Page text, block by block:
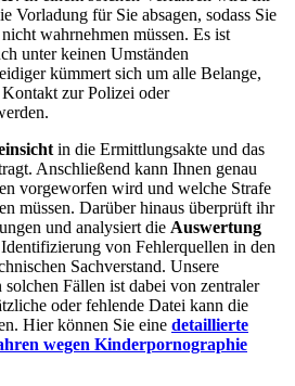
Vorladung für Sie absagen, sodass Sie
wahrnehmen müssen. Es ist
unter keinen Umständen
kümmert sich um alle Belange,
zur Polizei oder
in die Ermittlungsakte und das
Anschließend kann Ihnen genau
vorgeworfen wird und welche Strafe
müssen. Darüber hinaus überprüft ihr
und analysiert die Auswertung
von Fehlerquellen in den
Sachverstand. Unsere
Fällen ist dabei von zentraler
oder fehlende Datei kann die
Hier können Sie eine detaillierte
wegen Kinderpornographie